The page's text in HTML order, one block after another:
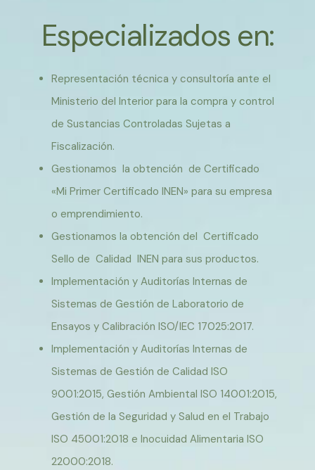
Especializados en:
Representación técnica y consultoría ante el
Ministerio del Interior para la compra y control
de Sustancias Controladas Sujetas a
Fiscalización.
Gestionamos la obtención de Certificado
«Mi Primer Certificado INEN» para su empresa
o emprendimiento.
Gestionamos la obtención del Certificado
Sello de Calidad INEN para sus productos.
Implementación y Auditorías Internas de
Sistemas de Gestión de Laboratorio de
Ensayos y Calibración ISO/IEC 17025:2017.
Implementación y Auditorías Internas de
Sistemas de Gestión de Calidad ISO
9001:2015, Gestión Ambiental ISO 14001:2015,
Gestión de la Seguridad y Salud en el Trabajo
ISO 45001:2018 e Inocuidad Alimentaria ISO
22000:2018.